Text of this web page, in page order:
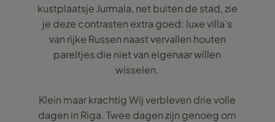
kustplaatsje Jurmala, net buiten de stad, zie
je deze contrasten extra goed: luxe villa’s
van rijke Russen naast vervallen houten
pareltjes die niet van eigenaar willen
wisselen.
Klein maar krachtig Wij verbleven drie volle
dagen in Riga. Twee dagen zijn genoeg om